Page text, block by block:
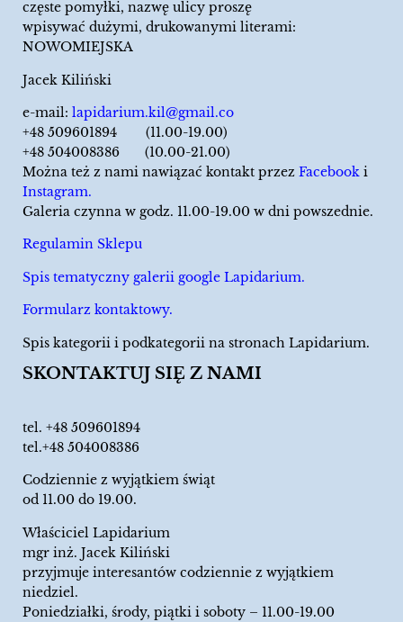
częste pomyłki, nazwę ulicy proszę
wpisywać dużymi, drukowanymi literami:
NOWOMIEJSKA
Jacek Kiliński
e-mail: lapidarium.kil@gmail.co
+48 509601894 (11.00-19.00)
+48 504008386 (10.00-21.00)
Można też z nami nawiązać kontakt przez Facebook i
Instagram.
Galeria czynna w godz. 11.00-19.00 w dni powszednie.
Regulamin Sklepu
Spis tematyczny galerii google Lapidarium.
Formularz kontaktowy.
Spis kategorii i podkategorii na stronach Lapidarium.
SKONTAKTUJ SIĘ Z NAMI
tel. +48 509601894
tel.+48 504008386
Codziennie z wyjątkiem świąt
od 11.00 do 19.00.
Właściciel Lapidarium
mgr inż. Jacek Kiliński
przyjmuje interesantów codziennie z wyjątkiem
niedziel.
Poniedziałki, środy, piątki i soboty – 11.00-19.00